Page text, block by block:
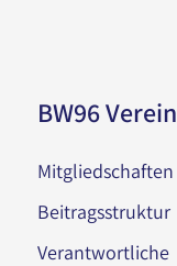
BW96 Verein
Mitgliedschaften
Beitragsstruktur
Verantwortliche